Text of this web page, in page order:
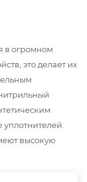
в огромном
это делает их
высокую